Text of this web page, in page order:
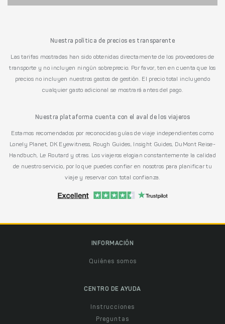
Nuestra política de precios es transparente
Las tarifas mostradas han sido obtenidas directamente de los proveedores de
transporte y no incluyen ningún sobreprecio. Por favor, ten en cuenta que los
precios no incluyen nuestros gastos de gestión. El precio total incluyendo
cualquier gasto adicional se mostrará antes del pago.
Nuestra plataforma cuenta con el aval de los viajeros
Estamos recomendados por reconocidas guías de viaje independientes como
Lonely Planet, DK Eyewitness, Rough Guides, Insight Guides, DuMont Reise-
Handbuch, Le Routard y otras. Los viajeros elogian constantemente la calidad
de nuestro servicio, por lo que puedes confiar en nosotros para planificar tu
viaje y reservar con total confianza.
INFORMACIÓN
Quiénes somos
CENTRO DE AYUDA
Instrucciones
Preguntas